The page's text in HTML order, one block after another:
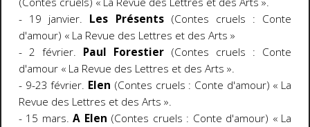
- 19 janvier. Les Présents (Contes cruels : Conte
d'amour) « La Revue des Lettres et des Arts »
- 2 février. Paul Forestier (Contes cruels : Conte
d'amour « La Revue des Lettres et des Arts ».
- 9-23 février. Elen (Contes cruels : Conte d'amour) « La
Revue des Lettres et des Arts ».
- 15 mars. A Elen (Contes cruels : Conte d'amour) « La